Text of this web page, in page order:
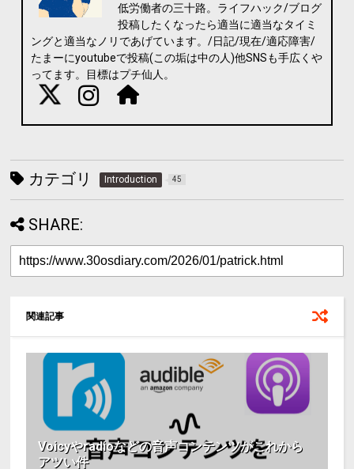
低労働者の三十路。ライフハック/ブログ
投稿したくなったら適当に適当なタイミ
ングと適当なノリであげています。/日記/現在/適応障害/
たまーにyoutubeで投稿(この垢は中の人)他SNSも手広くや
ってます。目標はプチ仙人。
カテゴリ Introduction 45
SHARE:
関連記事
Voicyやradioなどの音声コンテンツがこれから
アツい件